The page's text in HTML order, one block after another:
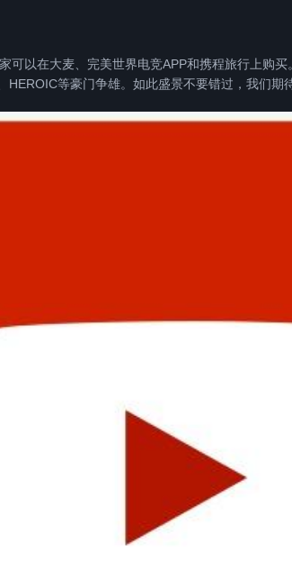
可以在大麦、完美世界电竞APP和携程旅行上购
等豪门争雄。如此盛景不要错过，我们期